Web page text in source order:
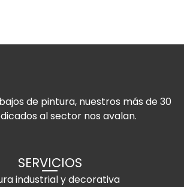
de pintura, nuestros más de 30
al sector nos avalan.
SERVICIOS
industrial y decorativa